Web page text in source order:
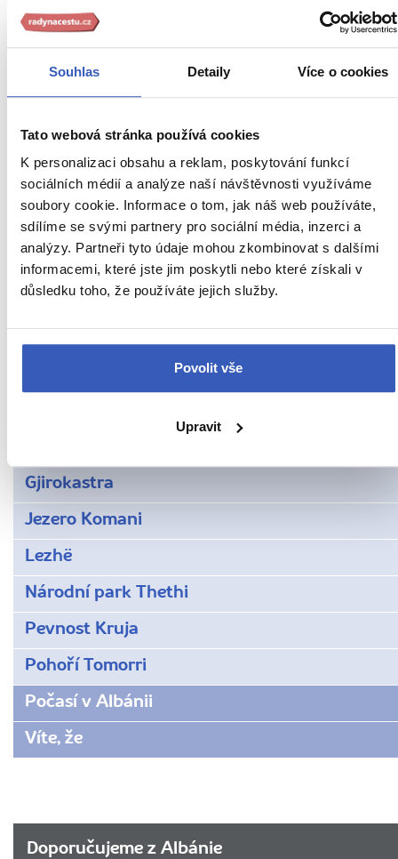
Souhlas Detaily Více o cookies
Tato webová stránka používá cookies
K personalizaci obsahu a reklam, poskytování funkcí
sociálních médií a analýze naší návštěvnosti využíváme
soubory cookie. Informace o tom, jak náš web používáte,
sdílíme se svými partnery pro sociální média, inzerci a
analýzy. Partneři tyto údaje mohou zkombinovat s dalšími
informacemi, které jste jim poskytli nebo které získali v
důsledku toho, že používáte jejich služby.
Povolit vše
Upravit
stránky:
Albánie
Inspirace
Jídlo a pití
Oblíbená místa
Apollonie
Berat
Durrës
Benátská věž
Gjirokastra
Jezero Komani
Lezhë
Národní park Thethi
Pevnost Kruja
Pohoří Tomorri
Počasí v Albánii
Víte, že
Doporučujeme z Albánie